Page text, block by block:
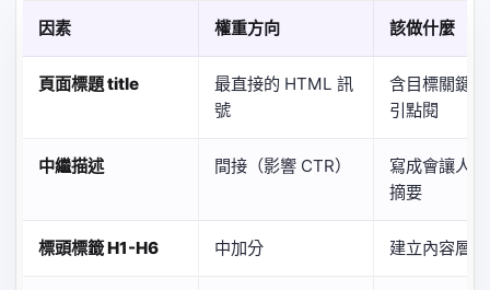
因素 權重方向 該做什麼
頁面標題 title
最直接的 HTML 訊
號
含目標關鍵
引點閱
中繼描述 間接（影響 CTR）
寫成會讓人
摘要
標頭標籤 H1-H6 中加分 建立內容層